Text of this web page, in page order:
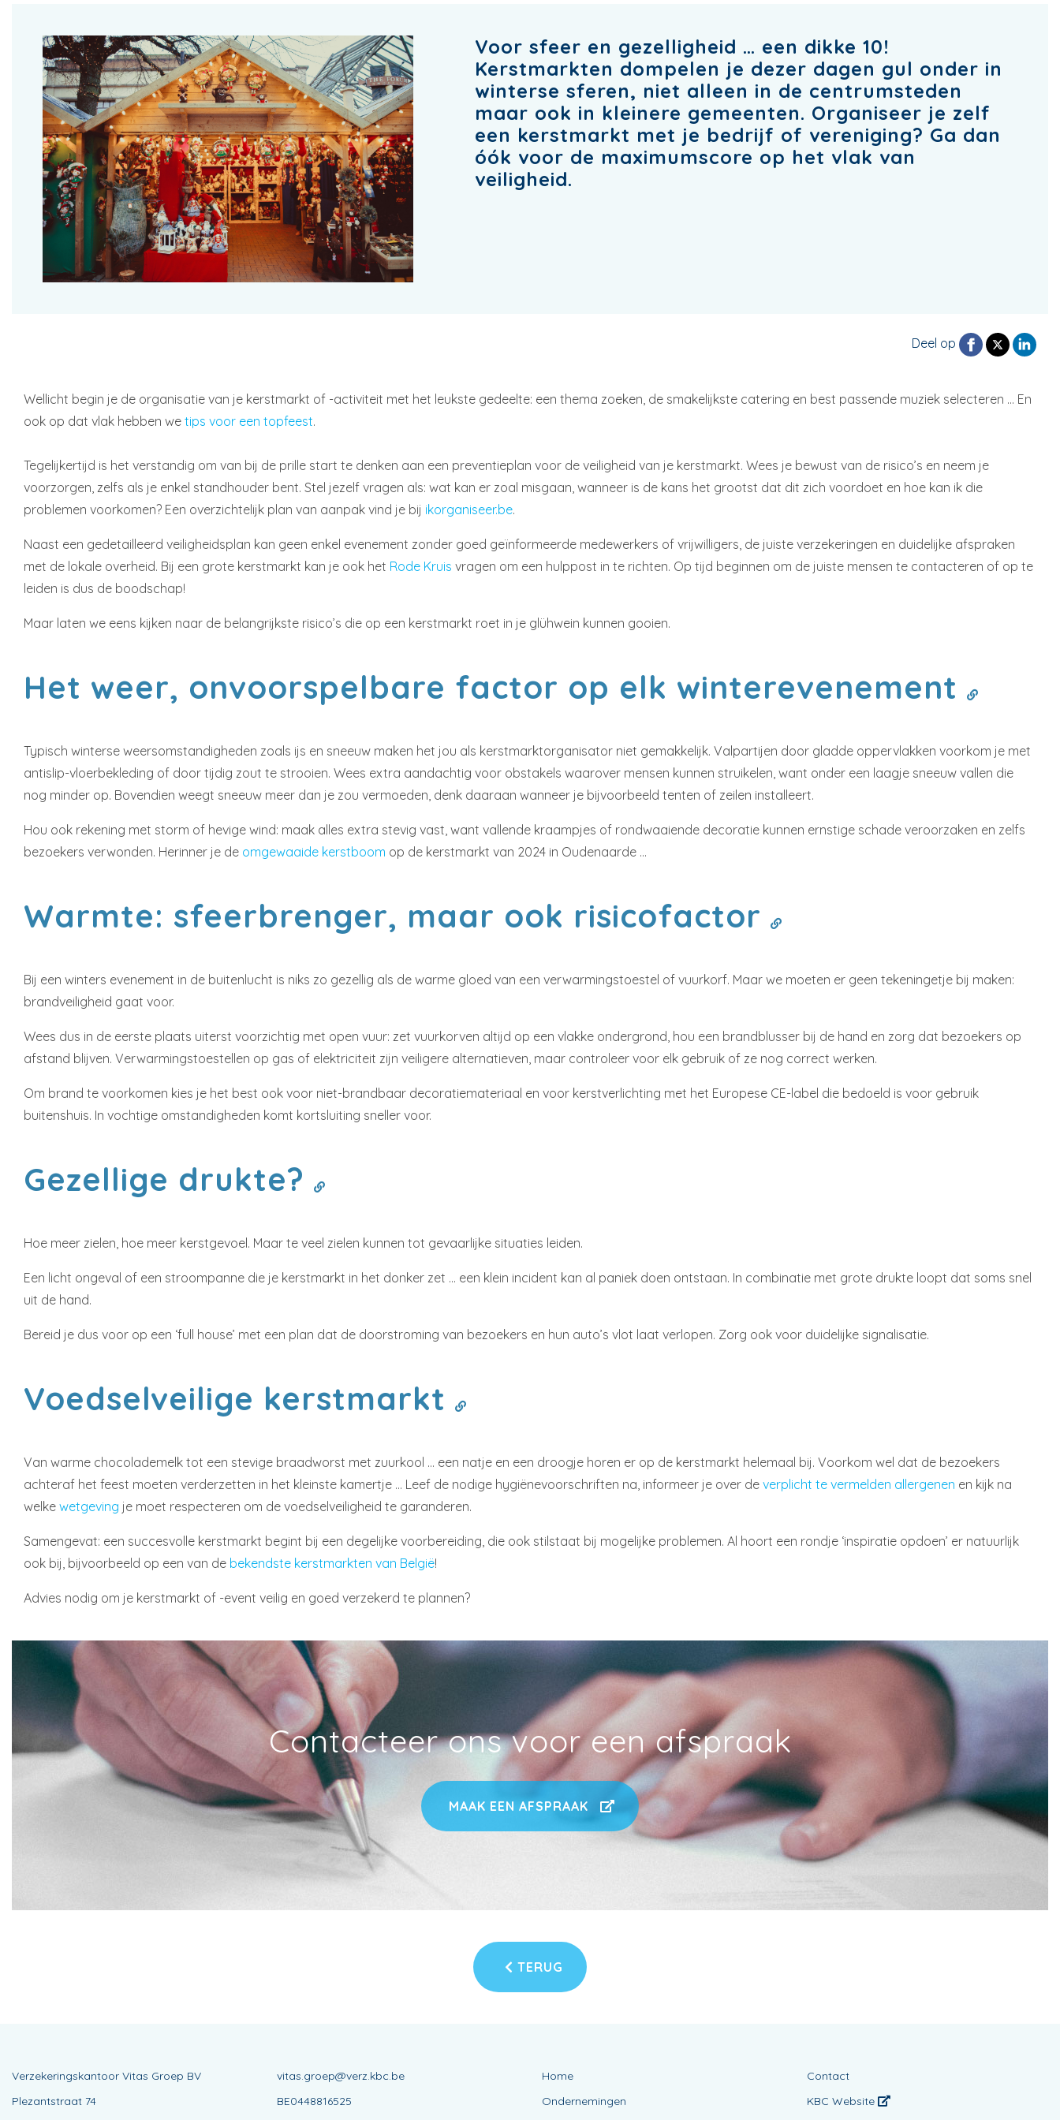
Voor sfeer en gezelligheid … een dikke 10!
Kerstmarkten dompelen je dezer dagen gul onder in
winterse sferen, niet alleen in de centrumsteden
maar ook in kleinere gemeenten. Organiseer je zelf
een kerstmarkt met je bedrijf of vereniging? Ga dan
óók voor de maximumscore op het vlak van
veiligheid.
Deel op
Wellicht begin je de organisatie van je kerstmarkt of -activiteit met het leukste gedeelte: een thema zoeken, de smakelijkste catering en best passende muziek selecteren … En
ook op dat vlak hebben we tips voor een topfeest.
Tegelijkertijd is het verstandig om van bij de prille start te denken aan een preventieplan voor de veiligheid van je kerstmarkt. Wees je bewust van de risico’s en neem je
voorzorgen, zelfs als je enkel standhouder bent. Stel jezelf vragen als: wat kan er zoal misgaan, wanneer is de kans het grootst dat dit zich voordoet en hoe kan ik die
problemen voorkomen? Een overzichtelijk plan van aanpak vind je bij ikorganiseer.be.
Naast een gedetailleerd veiligheidsplan kan geen enkel evenement zonder goed geïnformeerde medewerkers of vrijwilligers, de juiste verzekeringen en duidelijke afspraken
met de lokale overheid. Bij een grote kerstmarkt kan je ook het Rode Kruis vragen om een hulppost in te richten. Op tijd beginnen om de juiste mensen te contacteren of op te
leiden is dus de boodschap!
Maar laten we eens kijken naar de belangrijkste risico’s die op een kerstmarkt roet in je glühwein kunnen gooien.
Het weer, onvoorspelbare factor op elk winterevenement
Typisch winterse weersomstandigheden zoals ijs en sneeuw maken het jou als kerstmarktorganisator niet gemakkelijk. Valpartijen door gladde oppervlakken voorkom je met
antislip-vloerbekleding of door tijdig zout te strooien. Wees extra aandachtig voor obstakels waarover mensen kunnen struikelen, want onder een laagje sneeuw vallen die
nog minder op. Bovendien weegt sneeuw meer dan je zou vermoeden, denk daaraan wanneer je bijvoorbeeld tenten of zeilen installeert.
Hou ook rekening met storm of hevige wind: maak alles extra stevig vast, want vallende kraampjes of rondwaaiende decoratie kunnen ernstige schade veroorzaken en zelfs
bezoekers verwonden. Herinner je de omgewaaide kerstboom op de kerstmarkt van 2024 in Oudenaarde …
Warmte: sfeerbrenger, maar ook risicofactor
Bij een winters evenement in de buitenlucht is niks zo gezellig als de warme gloed van een verwarmingstoestel of vuurkorf. Maar we moeten er geen tekeningetje bij maken:
brandveiligheid gaat voor.
Wees dus in de eerste plaats uiterst voorzichtig met open vuur: zet vuurkorven altijd op een vlakke ondergrond, hou een brandblusser bij de hand en zorg dat bezoekers op
afstand blijven. Verwarmingstoestellen op gas of elektriciteit zijn veiligere alternatieven, maar controleer voor elk gebruik of ze nog correct werken.
Om brand te voorkomen kies je het best ook voor niet-brandbaar decoratiemateriaal en voor kerstverlichting met het Europese CE-label die bedoeld is voor gebruik
buitenshuis. In vochtige omstandigheden komt kortsluiting sneller voor.
Gezellige drukte?
Hoe meer zielen, hoe meer kerstgevoel. Maar te veel zielen kunnen tot gevaarlijke situaties leiden.
Een licht ongeval of een stroompanne die je kerstmarkt in het donker zet … een klein incident kan al paniek doen ontstaan. In combinatie met grote drukte loopt dat soms snel
uit de hand.
Bereid je dus voor op een ‘full house’ met een plan dat de doorstroming van bezoekers en hun auto’s vlot laat verlopen. Zorg ook voor duidelijke signalisatie.
Voedselveilige kerstmarkt
Van warme chocolademelk tot een stevige braadworst met zuurkool … een natje en een droogje horen er op de kerstmarkt helemaal bij. Voorkom wel dat de bezoekers
achteraf het feest moeten verderzetten in het kleinste kamertje … Leef de nodige hygiënevoorschriften na, informeer je over de verplicht te vermelden allergenen en kijk na
welke wetgeving je moet respecteren om de voedselveiligheid te garanderen.
Samengevat: een succesvolle kerstmarkt begint bij een degelijke voorbereiding, die ook stilstaat bij mogelijke problemen. Al hoort een rondje ‘inspiratie opdoen’ er natuurlijk
ook bij, bijvoorbeeld op een van de bekendste kerstmarkten van België!
Advies nodig om je kerstmarkt of -event veilig en goed verzekerd te plannen?
Contacteer ons voor een afspraak
MAAK EEN AFSPRAAK
TERUG
Verzekeringskantoor Vitas Groep BV
Plezantstraat 74
vitas.groep@verz.kbc.be
BE0448816525
Home
Ondernemingen
Contact
KBC Website